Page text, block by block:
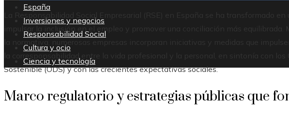
España
Inversiones y negocios
Responsabilidad Social
Cultura y ocio
Ciencia y tecnología
La Responsabilidad Social Empresarial (RSE) en España se ha transformado en
impulsar la inclusión en el empleo y promover una conciliación más equilibrada.
la normativa, numerosas empresas incorporan iniciativas y medidas que
la corresponsabilidad entre la vida profesional y la personal, en sintonía con los
Sostenible (ODS) y con las crecientes expectativas sociales.
Marco regulatorio y estrategias públicas que